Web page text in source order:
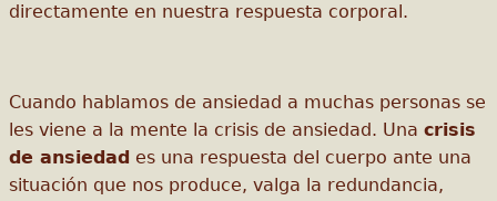
directamente en nuestra respuesta corporal.
Cuando hablamos de ansiedad a muchas personas se
les viene a la mente la crisis de ansiedad. Una crisis
de ansiedad es una respuesta del cuerpo ante una
situación que nos produce, valga la redundancia,